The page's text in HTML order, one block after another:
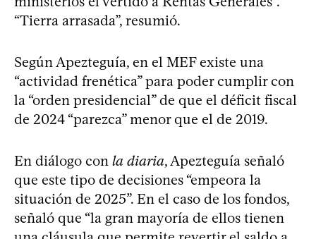
“Tierra arrasada”, resumió.
Según Apezteguía, en el MEF existe una
“actividad frenética” para poder cumplir con
la “orden presidencial” de que el déficit fiscal
de 2024 “parezca” menor que el de 2019.
En diálogo con la diaria, Apezteguía señaló
que este tipo de decisiones “empeora la
situación de 2025”. En el caso de los fondos,
señaló que “la gran mayoría de ellos tienen